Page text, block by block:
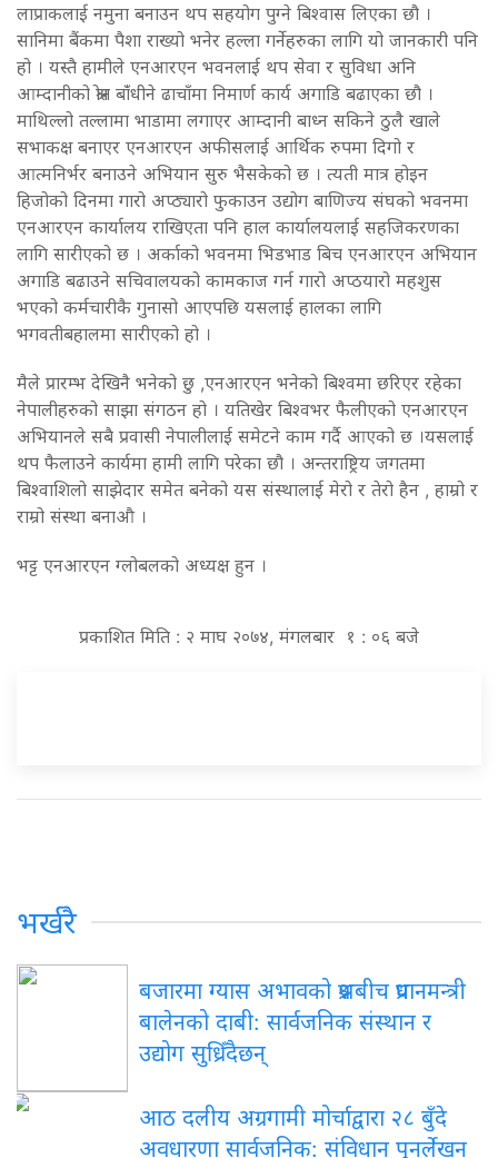
लाप्राकलाई नमुना बनाउन थप सहयोग पुग्ने बिश्वास लिएका छौ ।
सानिमा बैंकमा पैशा राख्यो भनेर हल्ला गर्नेहरुका लागि यो जानकारी पनि
हो । यस्तै हामीले एनआरएन भवनलाई थप सेवा र सुविधा अनि
आम्दानीको श्रोत बाँंधीने ढाचाँमा निमार्ण कार्य अगाडि बढाएका छौ ।
माथिल्लो तल्लामा भाडामा लगाएर आम्दानी बाध्न सकिने ठुलै खाले
सभाकक्ष बनाएर एनआरएन अफीसलाई आर्थिक रुपमा दिगो र
आत्मनिर्भर बनाउने अभियान सुरु भैसकेको छ । त्यती मात्र होइन
हिजोको दिनमा गारो अप्ठ्यारो फुकाउन उद्योग बाणिज्य संघको भवनमा
एनआरएन कार्यालय राखिएता पनि हाल कार्यालयलाई सहजिकरणका
लागि सारीएको छ । अर्काको भवनमा भिडभाड बिच एनआरएन अभियान
अगाडि बढाउने सचिवालयको कामकाज गर्न गारो अप्ठयारो महशुस
भएको कर्मचारीकै गुनासो आएपछि यसलाई हालका लागि
भगवतीबहालमा सारीएको हो ।
मैले प्रारम्भ देखिनै भनेको छु ,एनआरएन भनेको बिश्वमा छरिएर रहेका
नेपालीहरुको साझा संगठन हो । यतिखेर बिश्वभर फैलीएको एनआरएन
अभियानले सबै प्रवासी नेपालीलाई समेटने काम गर्दै आएको छ ।यसलाई
थप फैलाउने कार्यमा हामी लागि परेका छौ । अन्तराष्ट्रिय जगतमा
बिश्वाशिलो साझेदार समेत बनेको यस संस्थालाई मेरो र तेरो हैन , हाम्रो र
राम्रो संस्था बनाऔ ।
भट्ट एनआरएन ग्लोबलको अध्यक्ष हुन ।
प्रकाशित मिति : २ माघ २०७४, मंगलबार १ : ०६ बजे
भर्खरै
बजारमा ग्यास अभावको प्रश्नबीच प्रधानमन्त्री
बालेनको दाबी: सार्वजनिक संस्थान र
उद्योग सुध्रिँदैछन्
आठ दलीय अग्रगामी मोर्चाद्वारा २८ बुँदे
अवधारणा सार्वजनिक: संविधान पुनर्लेखन